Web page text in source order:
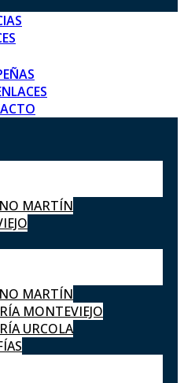
MARTÍN
MARTÍN
MONTEVIEJO
URCOLA